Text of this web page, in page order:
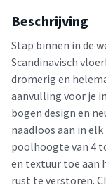
Beschrijving
Stap binnen in de
Scandinavisch
dromerig en
aanvulling voor je
bogen design en
naadloos aan in
poolhoogte van 4
en textuur toe aan
rust te verstoren.